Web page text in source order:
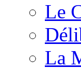
Le
La